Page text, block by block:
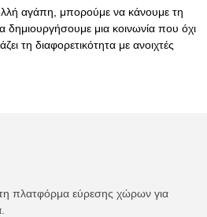
αγάπη, μπορούμε να κάνουμε τη
δημιουργήσουμε μια κοινωνία που όχι
τη διαφορετικότητα με ανοιχτές
πλατφόρμα εύρεσης χώρων για